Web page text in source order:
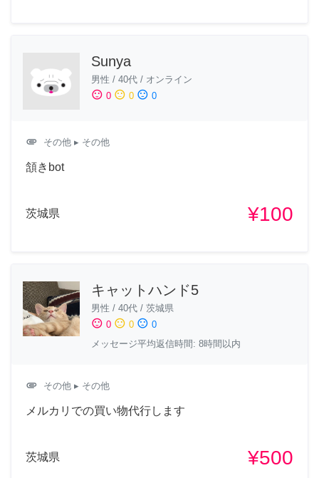
Sunya
男性 / 40代 / オンライン
sentiment_satisfied 0 sentiment_neutral 0 sentiment_dissatisfied 0
attachment その他 ▸ その他
頷きbot
茨城県 ¥100
キャットハンド5
男性 / 40代 / 茨城県
sentiment_satisfied 0 sentiment_neutral 0 sentiment_dissatisfied 0
メッセージ平均返信時間: 8時間以内
attachment その他 ▸ その他
メルカリでの買い物代行します
茨城県 ¥500